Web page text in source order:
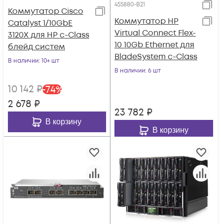
Коммутатор Cisco
Catalyst 1/10GbE
3120X для HP c-Class
блейд систем
В наличии: 10+ шт
10 142 ₽-74%
2 678 ₽
В корзину
455880-B21
Коммутатор HP
Virtual Connect Flex-
10 10Gb Ethernet для
BladeSystem c-Class
В наличии: 6 шт
23 782 ₽
В корзину